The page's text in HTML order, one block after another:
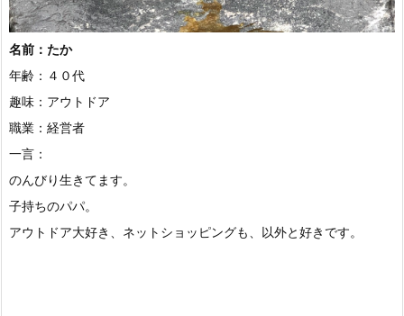
名前：たか
年齢：４０代
趣味：アウトドア
職業：経営者
一言：
のんびり生きてます。
子持ちのパパ。
アウトドア大好き、ネットショッピングも、以外と好きです。